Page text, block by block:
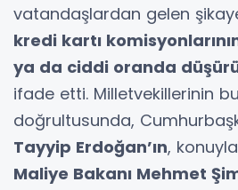
vatandaşlardan gelen
kredi kartı
ya da ciddi oranda
ifade etti. Milletvekillerinin
doğrultusunda,
Tayyip Erdoğan’ın,
Maliye Bakanı Mehmet